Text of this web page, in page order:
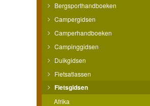
Bergsporthandboeken
Campergidsen
Camperhandboeken
Campinggidsen
Duikgidsen
Fietsatlassen
Fietsgidsen
Afrika